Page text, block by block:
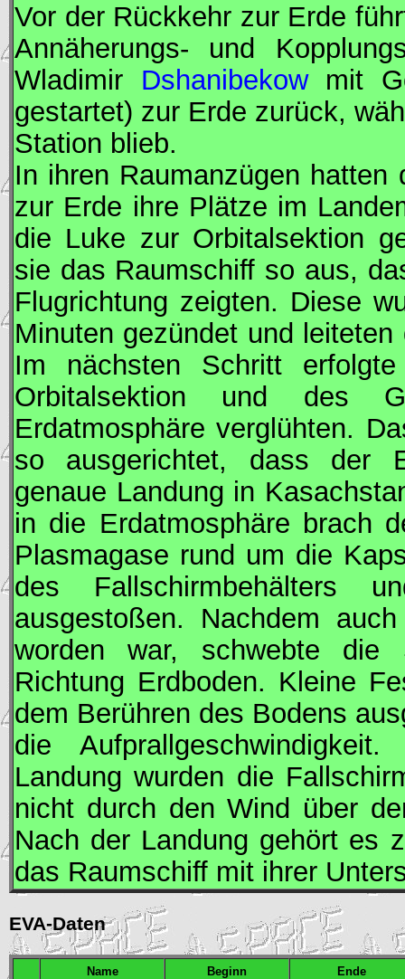
Vor der Rückkehr zur Erde
Annäherungs- und
Wladimir Dshanibekowmit
gestartet) zur Erde zurück,
Station blieb.
In ihren Raumanzügen
zur Erde ihre Plätze im
die Luke zur Orbitalsektion
sie das Raumschiff so aus,
Flugrichtung zeigten. Diese
Minuten gezündet und
Im nächsten Schritt
Orbitalsektion und des
Erdatmosphäre verglühten.
so ausgerichtet, dass der
genaue Landung in
in die Erdatmosphäre brach
Plasmagase rund um die
des Fallschirmbehälters
ausgestoßen. Nachdem
worden war, schwebte die
Richtung Erdboden. Kleine
dem Berühren des Bodens
die
Landung wurden die
nicht durch den Wind über
Nach der Landung gehört es
das Raumschiff mit ihrer
EVA-Daten
Name Beginn
Ende